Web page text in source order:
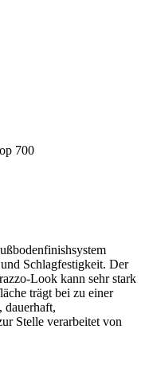
Schlagfestigkeit. Der
Look kann sehr stark
trägt bei zu einer
dauerhaft,
Stelle verarbeitet von